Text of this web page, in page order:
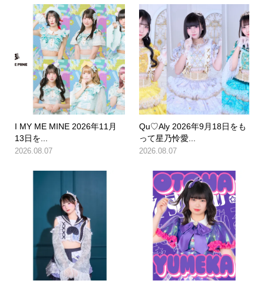
I MY ME MINE 2026年11月
13日を...
2026.08.07
Qu♡Aly 2026年9月18日をも
って星乃怜愛...
2026.08.07